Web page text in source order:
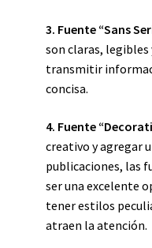
3. Fuente “Sans
son claras, legibles
transmitir
concisa.
4. Fuente
creativo y agregar
publicaciones, las
ser una excelente
tener estilos
atraen la atención.